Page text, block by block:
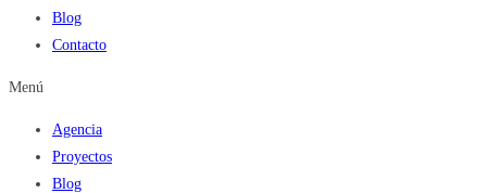
Blog
Contacto
Menú
Agencia
Proyectos
Blog